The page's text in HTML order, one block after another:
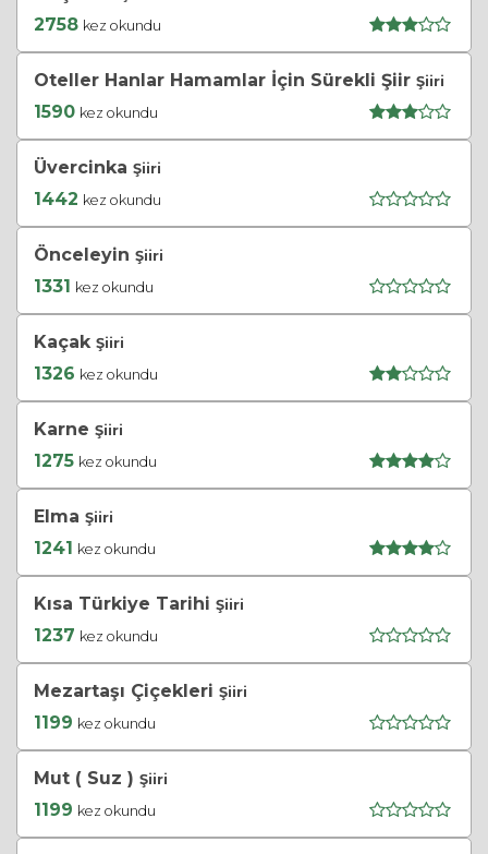
2758 kez okundu
Oteller Hanlar Hamamlar İçin Sürekli Şiir Şiiri
1590 kez okundu
Üvercinka Şiiri
1442 kez okundu
Önceleyin Şiiri
1331 kez okundu
Kaçak Şiiri
1326 kez okundu
Karne Şiiri
1275 kez okundu
Elma Şiiri
1241 kez okundu
Kısa Türkiye Tarihi Şiiri
1237 kez okundu
Mezartaşı Çiçekleri Şiiri
1199 kez okundu
Mut ( Suz ) Şiiri
1199 kez okundu